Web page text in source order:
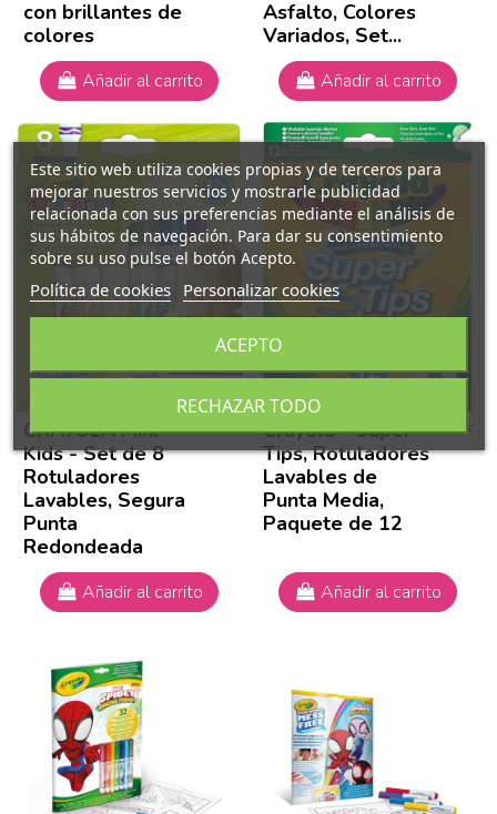
con brillantes de
colores
Añadir al carrito
Asfalto, Colores
Variados, Set...
Añadir al carrito
CRAYOLA Mini
Kids - Set de 8
Rotuladores
Lavables, Segura
Punta
Redondeada
4,99 €
Añadir al carrito
Crayola - Super
Tips, Rotuladores
Lavables de
Punta Media,
Paquete de 12
3,99 €
Añadir al carrito
Este sitio web utiliza cookies propias y de terceros para
mejorar nuestros servicios y mostrarle publicidad
relacionada con sus preferencias mediante el análisis de
sus hábitos de navegación. Para dar su consentimiento
sobre su uso pulse el botón Acepto.
Política de cookies Personalizar cookies
RECHAZAR TODO
ACEPTO